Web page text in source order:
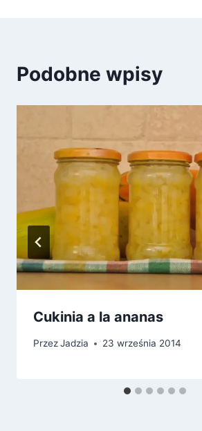
Podobne wpisy
Cukinia a la ananas
PrzezJadzia 23 września 2014